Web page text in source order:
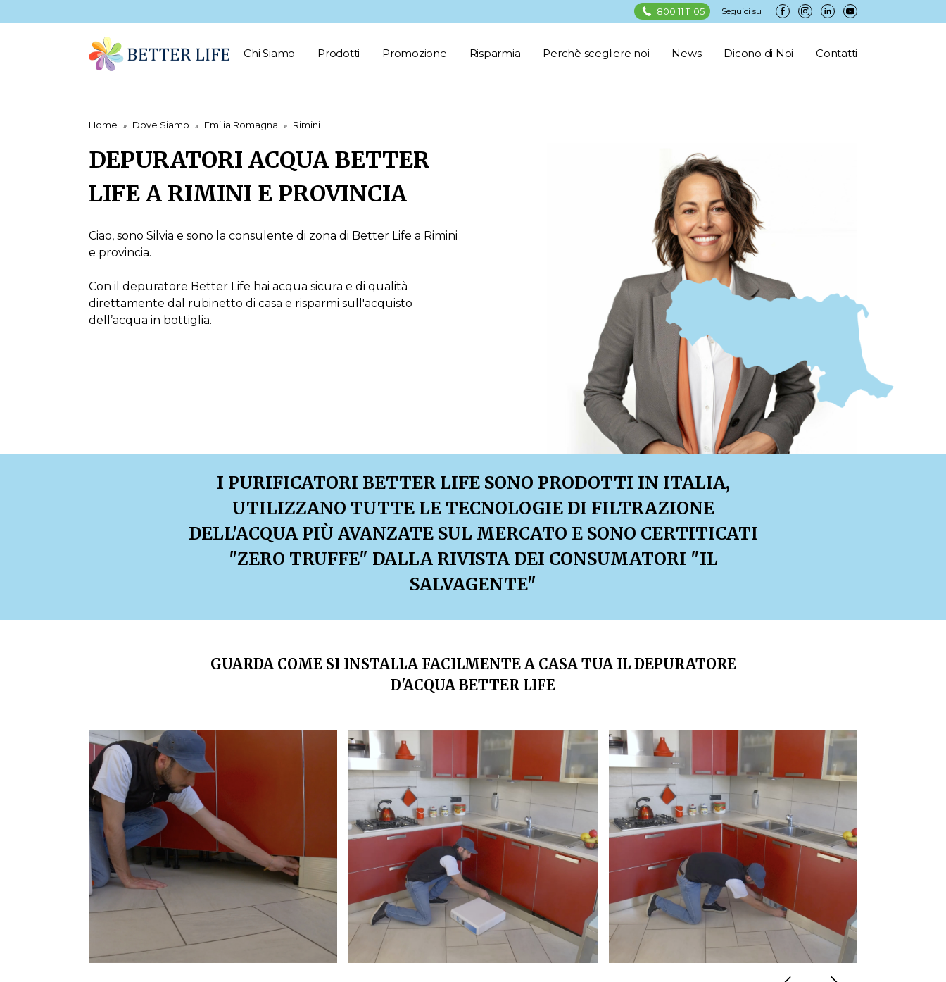
800 11 11 05 Seguici su
Chi Siamo Prodotti Promozione Risparmia Perchè scegliere noi News Dicono di Noi Contatti
Home Dove Siamo Emilia Romagna Rimini
DEPURATORI ACQUA BETTER
LIFE A RIMINI E PROVINCIA
Ciao, sono Silvia e sono la consulente di zona di Better Life a Rimini
e provincia.
Con il depuratore Better Life hai acqua sicura e di qualità
direttamente dal rubinetto di casa e risparmi sull'acquisto
dell’acqua in bottiglia.
I PURIFICATORI BETTER LIFE SONO PRODOTTI IN ITALIA,
UTILIZZANO TUTTE LE TECNOLOGIE DI FILTRAZIONE
DELL'ACQUA PIÙ AVANZATE SUL MERCATO E SONO CERTITICATI
"ZERO TRUFFE" DALLA RIVISTA DEI CONSUMATORI "IL
SALVAGENTE"
GUARDA COME SI INSTALLA FACILMENTE A CASA TUA IL DEPURATORE
D'ACQUA BETTER LIFE